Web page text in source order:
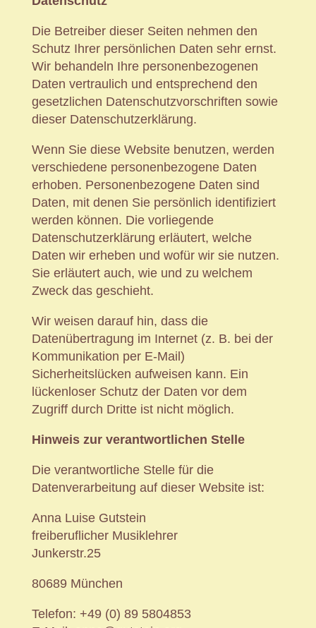
Die Betreiber dieser Seiten nehmen den
Schutz Ihrer persönlichen Daten sehr ernst.
Wir behandeln Ihre personenbezogenen
Daten vertraulich und entsprechend den
gesetzlichen Datenschutzvorschriften sowie
dieser Datenschutzerklärung.
Wenn Sie diese Website benutzen, werden
verschiedene personenbezogene Daten
erhoben. Personenbezogene Daten sind
Daten, mit denen Sie persönlich identifiziert
werden können. Die vorliegende
Datenschutzerklärung erläutert, welche
Daten wir erheben und wofür wir sie nutzen.
Sie erläutert auch, wie und zu welchem
Zweck das geschieht.
Wir weisen darauf hin, dass die
Datenübertragung im Internet (z. B. bei der
Kommunikation per E-Mail)
Sicherheitslücken aufweisen kann. Ein
lückenloser Schutz der Daten vor dem
Zugriff durch Dritte ist nicht möglich.
Hinweis zur verantwortlichen Stelle
Die verantwortliche Stelle für die
Datenverarbeitung auf dieser Website ist:
Anna Luise Gutstein
freiberuflicher Musiklehrer
Junkerstr.25
80689 München
Telefon: +49 (0) 89 5804853